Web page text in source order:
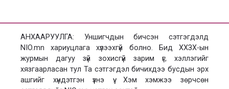
АНХААРУУЛГА: Уншигчдын бичсэн сэтгэгдэлд
NIO.mn хариуцлага хүлээхгүй болно. Бид ХХЗХ-ын
журмын дагуу зүй зохисгүй зарим үг, хэллэгийг
хязгаарласан тул Та сэтгэгдэл бичихдээ бусдын эрх
ашгийг хүндэтгэн үзнэ үү. Хэм хэмжээ зөрчсөн